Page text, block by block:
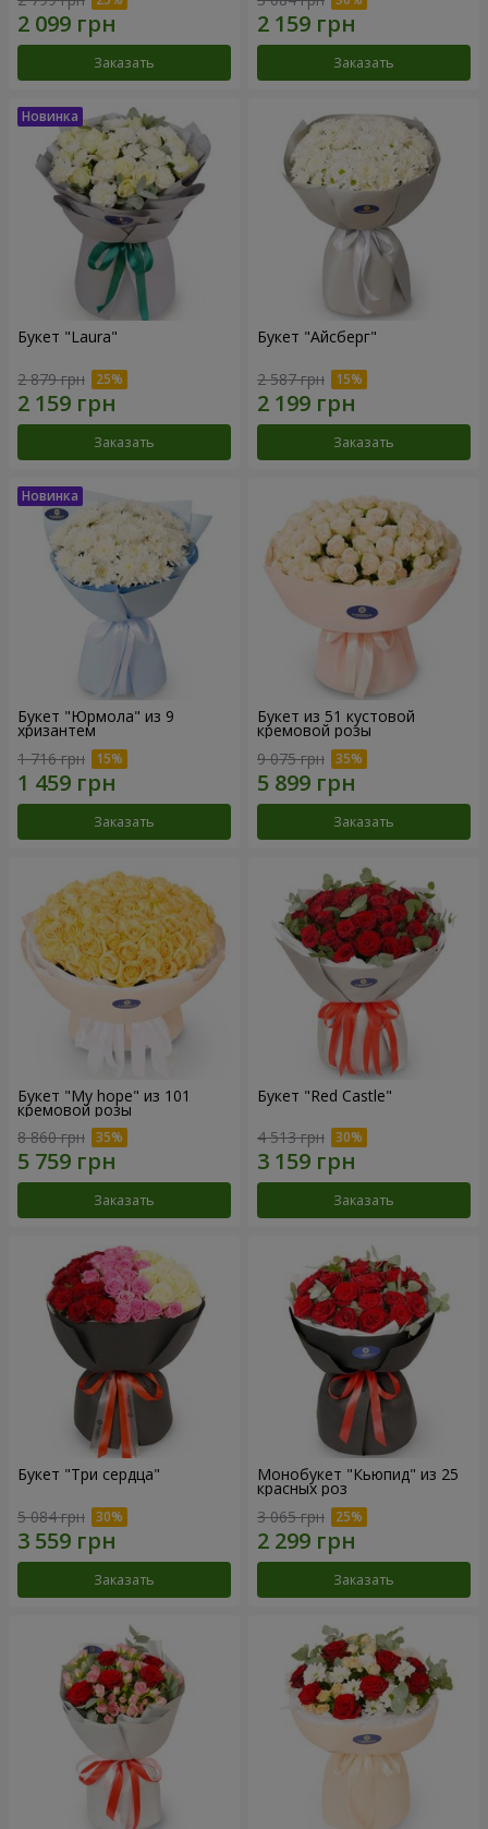
Заказать Заказать
Букет "Laura"
2 879 грн
Заказать
Букет "Айсберг"
2 587 грн
Заказать
Букет "Юрмола" из 9
хризантем
1 716 грн
Заказать
Букет из 51 кустовой
кремовой розы
9 075 грн
Заказать
Букет "My hope" из 101
кремовой розы
8 860 грн
Заказать
Букет "Red Castle"
4 513 грн
Заказать
Букет "Три сердца"
5 084 грн
Заказать
Монобукет "Кьюпид" из 25
красных роз
3 065 грн
Заказать